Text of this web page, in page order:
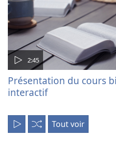
2:45
Présentation du cours
interactif
Tout Aléatoire
Tout voir